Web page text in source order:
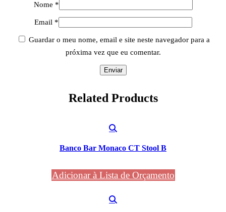
Nome *
Email *
Guardar o meu nome, email e site neste navegador para a
próxima vez que eu comentar.
Related Products
Banco Bar Monaco CT Stool B
Adicionar à Lista de Orçamento